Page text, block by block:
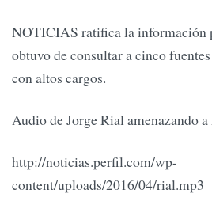
NOTICIAS ratifica la información
obtuvo de consultar a cinco
con altos cargos.
Audio de Jorge Rial amenazando
http://noticias.perfil.com/wp-
content/uploads/2016/04/rial.mp3